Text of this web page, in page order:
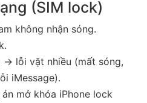
(SIM lock)
không nhận sóng.
→ lỗi vặt nhiều (mất sóng,
iMessage).
mở khóa iPhone lock